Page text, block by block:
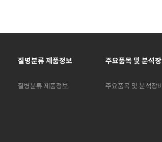
질병분류 제품정보
질병분류 제품정보
주요품목 및 분석장
주요품목 및 분석장비